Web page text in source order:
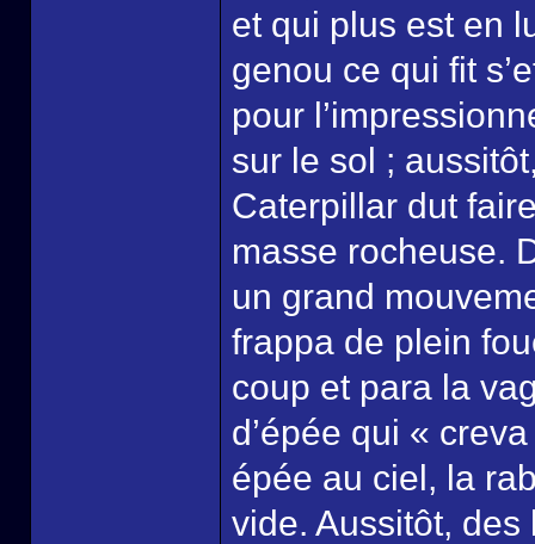
et qui plus est en
genou ce qui fit
pour
sur le sol ;
Caterpillar dut
masse rocheuse.
un grand
frappa de plein
coup et para la
d’épée qui «
épée au ciel, la
vide. Aussitôt,